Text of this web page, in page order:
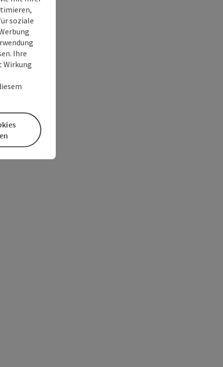
soziale
Ihre
Wirkung